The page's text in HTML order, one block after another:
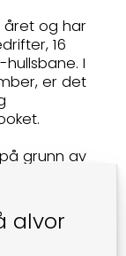
året og har
16
I
er det
grunn av
André.
alvor